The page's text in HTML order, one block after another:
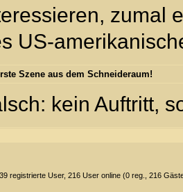
zumal
US-
Szene aus dem Schneideraum!
kein Auftritt,
registrierte User, 216 User online (0 reg., 216